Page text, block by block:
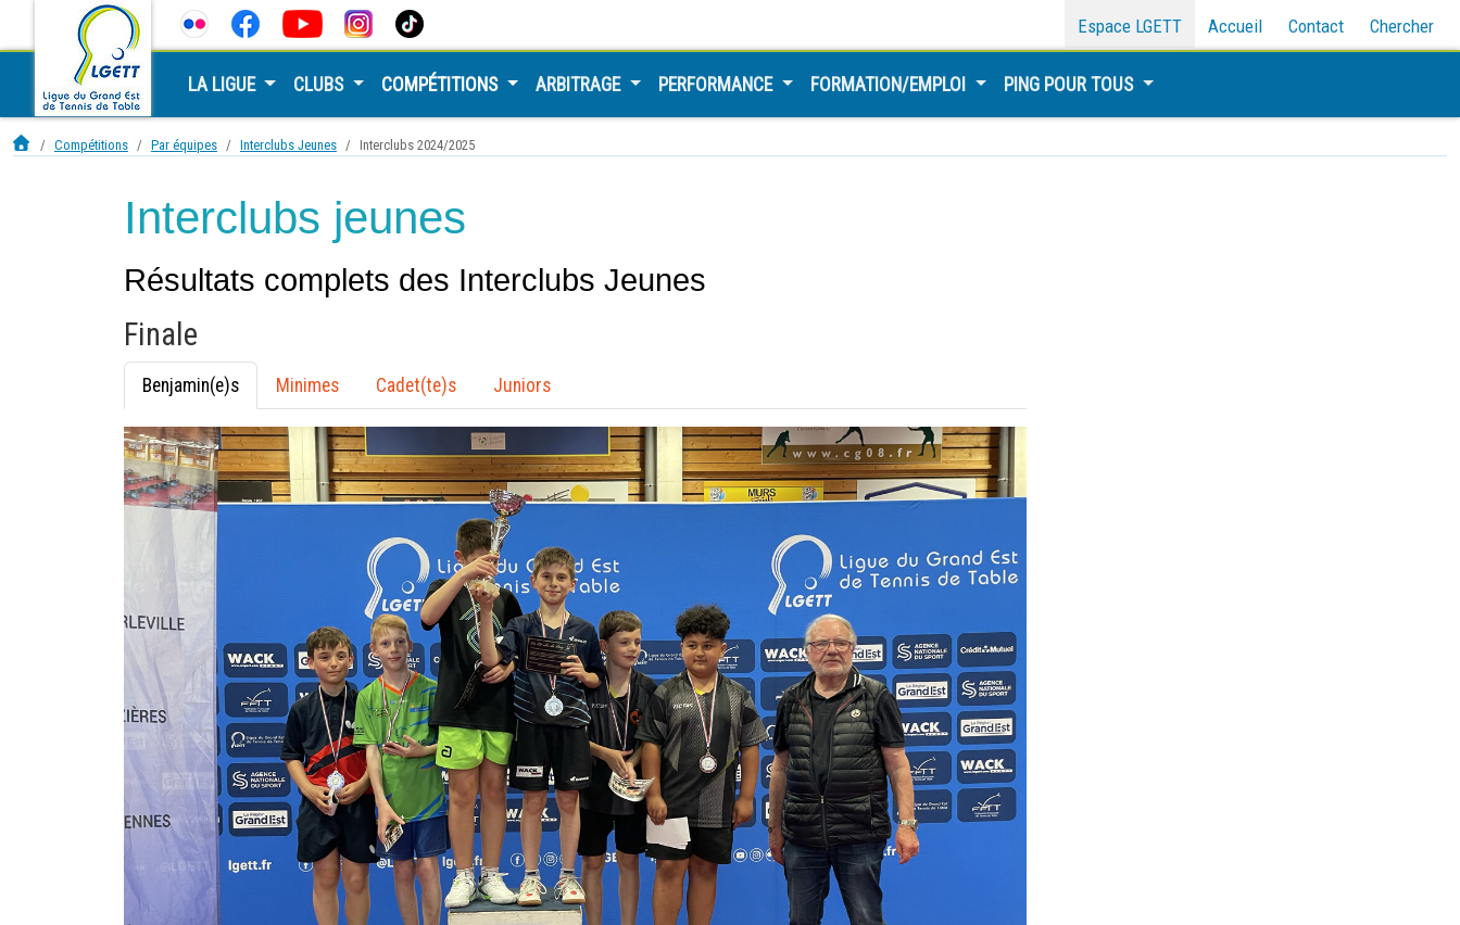
Espace LGETT Accueil Contact Chercher
LA LIGUE CLUBS COMPÉTITIONS ARBITRAGE PERFORMANCE FORMATION/EMPLOI PING POUR TOUS
Compétitions Par équipes Interclubs Jeunes Interclubs 2024/2025
Interclubs jeunes
Résultats complets des Interclubs Jeunes
Finale
Benjamin(e)s Minimes Cadet(te)s Juniors